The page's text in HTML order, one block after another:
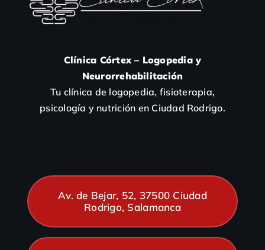
Clínica Córtex – Logopedia y
Neurorrehabilitación
Tu clínica de logopedia, fisioterapia,
psicología y nutrición en Ciudad Rodrigo.
Av. de Bejar, 52, 37500 Ciudad
Rodrigo, Salamanca